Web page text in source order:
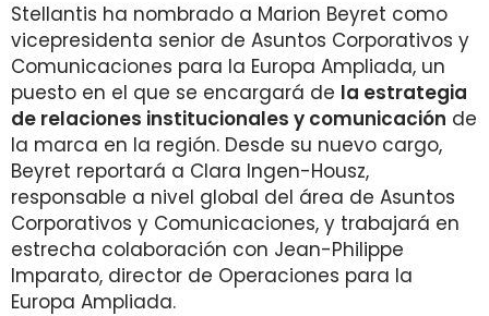
Stellantis ha nombrado a Marion Beyret como
vicepresidenta senior de Asuntos Corporativos y
Comunicaciones para la Europa Ampliada, un
puesto en el que se encargará de la estrategia
de relaciones institucionales y comunicación de
la marca en la región. Desde su nuevo cargo,
Beyret reportará a Clara Ingen-Housz,
responsable a nivel global del área de Asuntos
Corporativos y Comunicaciones, y trabajará en
estrecha colaboración con Jean-Philippe
Imparato, director de Operaciones para la
Europa Ampliada.